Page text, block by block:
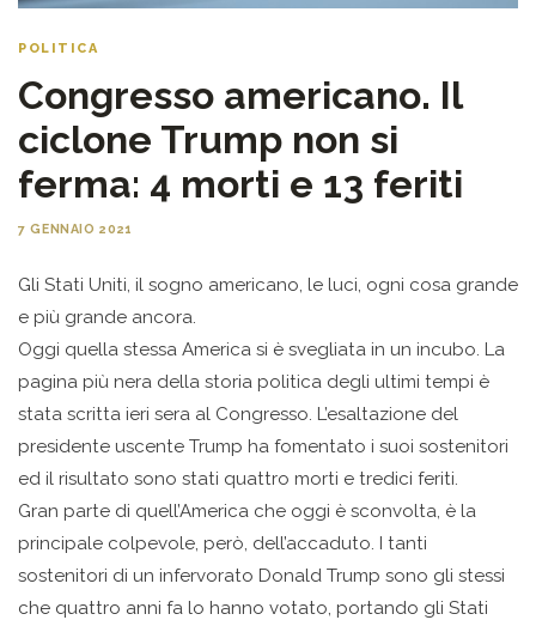
POLITICA
Congresso americano. Il
ciclone Trump non si
ferma: 4 morti e 13 feriti
7 GENNAIO 2021
Gli Stati Uniti, il sogno americano, le luci, ogni cosa grande
e più grande ancora.
Oggi quella stessa America si è svegliata in un incubo. La
pagina più nera della storia politica degli ultimi tempi è
stata scritta ieri sera al Congresso. L’esaltazione del
presidente uscente Trump ha fomentato i suoi sostenitori
ed il risultato sono stati quattro morti e tredici feriti.
Gran parte di quell’America che oggi è sconvolta, è la
principale colpevole, però, dell’accaduto. I tanti
sostenitori di un infervorato Donald Trump sono gli stessi
che quattro anni fa lo hanno votato, portando gli Stati